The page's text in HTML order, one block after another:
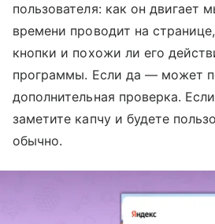
пользователя: как он двигает
времени проводит на
кнопки и похожи ли его
программы. Если да — может
дополнительная проверка.
заметите капчу и будете
обычно.